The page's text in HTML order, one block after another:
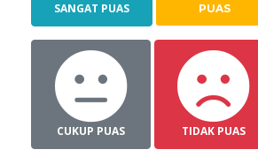
SANGAT PUAS PUAS
CUKUP PUAS TIDAK PUAS